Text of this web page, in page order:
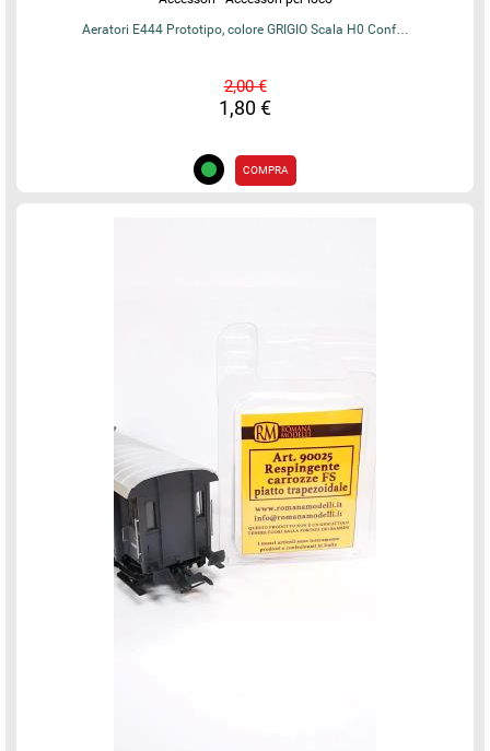
Aeratori E444 Prototipo, colore GRIGIO Scala H0 Conf…
2,00 €
1,80 €
COMPRA